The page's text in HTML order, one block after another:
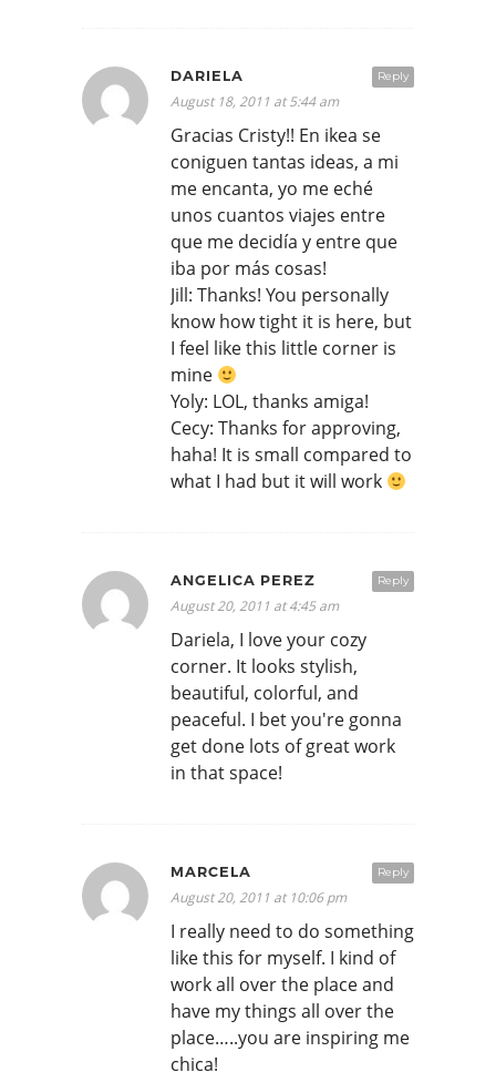
Reply
DARIELA
August 18, 2011 at 5:44 am
Gracias Cristy!! En ikea se
coniguen tantas ideas, a mi
me encanta, yo me eché
unos cuantos viajes entre
que me decidía y entre que
iba por más cosas!
Jill: Thanks! You personally
know how tight it is here, but
I feel like this little corner is
mine
Yoly: LOL, thanks amiga!
Cecy: Thanks for approving,
haha! It is small compared to
what I had but it will work
Reply
ANGELICA PEREZ
August 20, 2011 at 4:45 am
Dariela, I love your cozy
corner. It looks stylish,
beautiful, colorful, and
peaceful. I bet you're gonna
get done lots of great work
in that space!
Reply
MARCELA
August 20, 2011 at 10:06 pm
I really need to do something
like this for myself. I kind of
work all over the place and
have my things all over the
place…..you are inspiring me
chica!